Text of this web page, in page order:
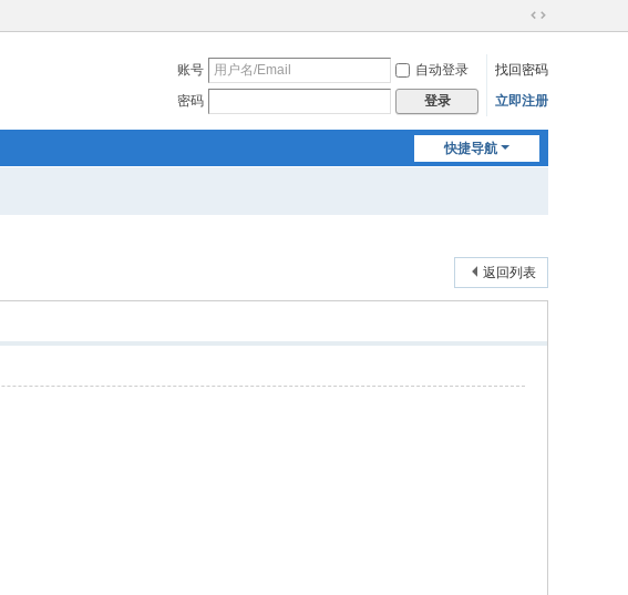
切
到
宽
账号 自动登录
找回密码
密码
登录 立即注册
快捷导航
返回列表